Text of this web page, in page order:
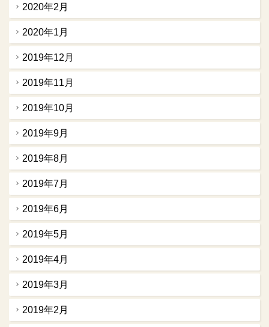
2020年2月
2020年1月
2019年12月
2019年11月
2019年10月
2019年9月
2019年8月
2019年7月
2019年6月
2019年5月
2019年4月
2019年3月
2019年2月